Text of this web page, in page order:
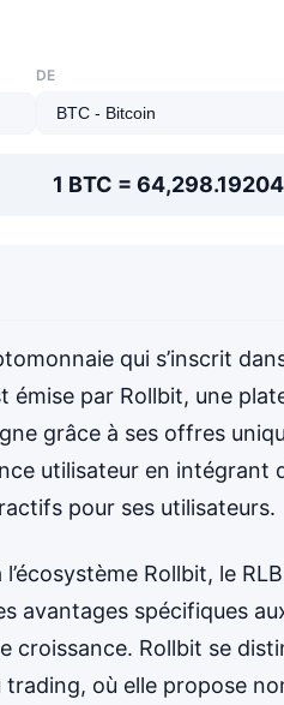
DE
1 BTC =
qui s’inscrit
émise par Rollbit, une
grâce à ses offres
utilisateur en
pour ses utilisateurs.
Rollbit, le
avantages spécifiques
croissance. Rollbit se
où elle propose